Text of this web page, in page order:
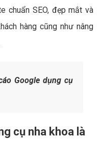
chuẩn SEO, đẹp mắt và
hàng cũng như nâng
Google dụng cụ
cụ nha khoa là